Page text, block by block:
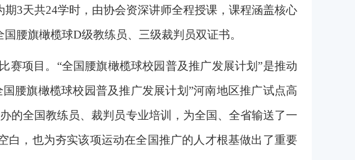
3天共24学时，由协会资深讲师全程授课，课程涵盖核心
腰旗橄榄球D级教练员、三级裁判员双证书。
赛项目。“全国腰旗橄榄球校园普及推广发展计划”是推动
腰旗橄榄球校园普及推广发展计划”河南地区推广试点高
的全国教练员、裁判员专业培训，为全国、全省输送了一
，也为夯实该项运动在全国推广的人才根基做出了重要